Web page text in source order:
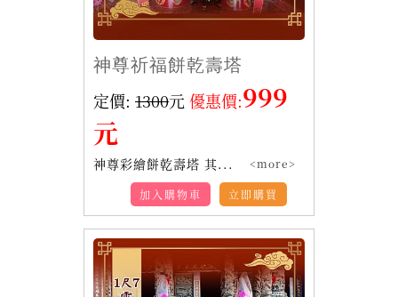
神尊祈福餅乾壽塔
定價: 1300元 優惠價:999
元
神尊彩繪餅乾壽塔 其... <more>
立即購買
加入購物車